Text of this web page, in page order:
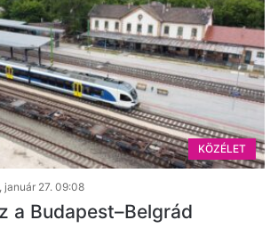
KÖZÉLET
január 27. 09:08
a Budapest–Belgrád